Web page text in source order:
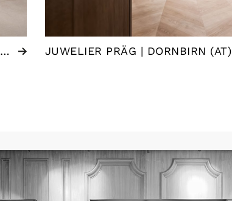
JUWELIER DOWA | LIMBURG AN DER LAHN (DE) JUWELIER PRÄG | DORNBIRN (AT)